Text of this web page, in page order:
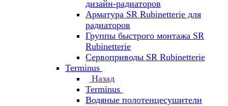
дизайн-радиаторов
Арматура SR Rubinetterie для
радиаторов
Группы быстрого монтажа SR
Rubinetterie
Сервоприводы SR Rubinetterie
Terminus
Назад
Terminus
Водяные полотенцесушители